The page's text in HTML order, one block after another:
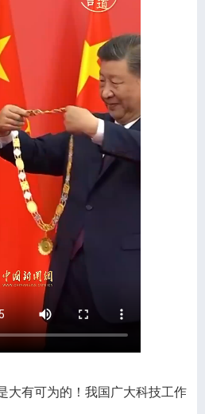
有可为的！我国广大科技工作